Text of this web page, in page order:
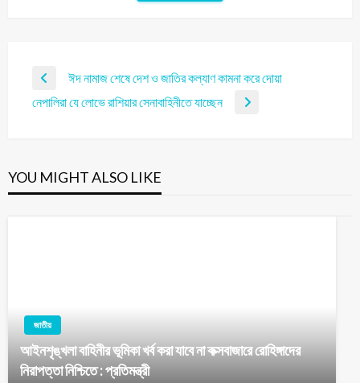
ঈদ নামাজ শেষে দেশ ও জাতির কল্যাণ কামনা করে দোয়া
নেপালিরা যে লোভে রাশিয়ার সেনাবাহিনীতে যাচ্ছেন
YOU MIGHT ALSO LIKE
জাতীয়
আইনশৃঙ্খলা বাহিনীর ভূমিকা খর্ব করা যাবে না কক্সবাজারে রোহিঙ্গাদের
নিরাপত্তা নিশ্চিতে : প্রতিমন্ত্রী